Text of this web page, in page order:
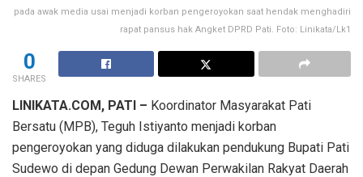
pada awak media usai menjadi korban pengeroyokan saat hendak menghadiri
rapat pansus hak Angket DPRD Pati. Foto: Linikata/Lk1
0
SHARES
LINIKATA.COM, PATI – Koordinator Masyarakat Pati
Bersatu (MPB), Teguh Istiyanto menjadi korban
pengeroyokan yang diduga dilakukan pendukung Bupati Pati
Sudewo di depan Gedung Dewan Perwakilan Rakyat Daerah